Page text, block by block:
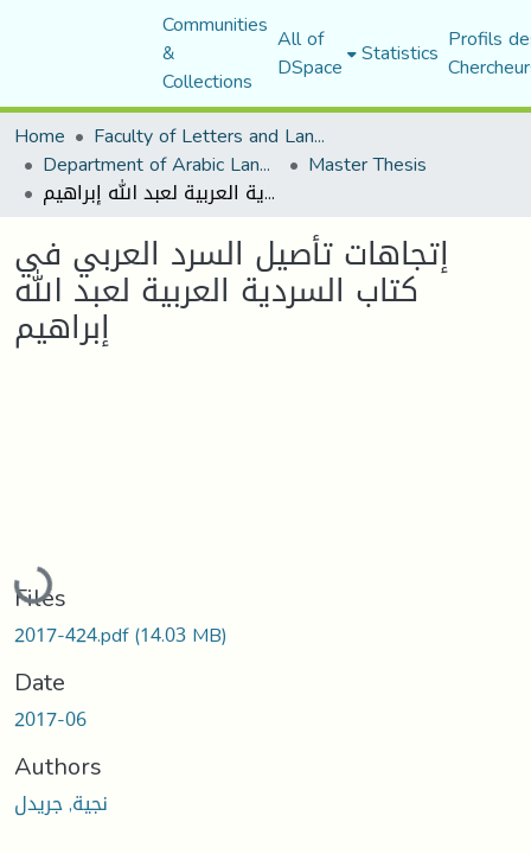
Communities
&
Collections
All of
DSpace Statistics Profils
Home
Faculty of Letters and Languages
Department of Arabic Language and Literature Master Thesis
إتجاهات تأصيل السرد العربي في كتاب السردية العربية لعبد الله إبراهيم
إتجاهات تأصيل السرد العربي في
كتاب السردية العربية لعبد الله
إبراهيم
Loading...
Files
2017-424.pdf(14.03 MB)
Date
2017-06
Authors
نجية, جريدل